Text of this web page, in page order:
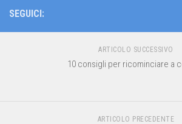
SEGUICI:
ARTICOLO SUCCESSIVO
10 consigli per ricominciare a
ARTICOLO PRECEDENTE